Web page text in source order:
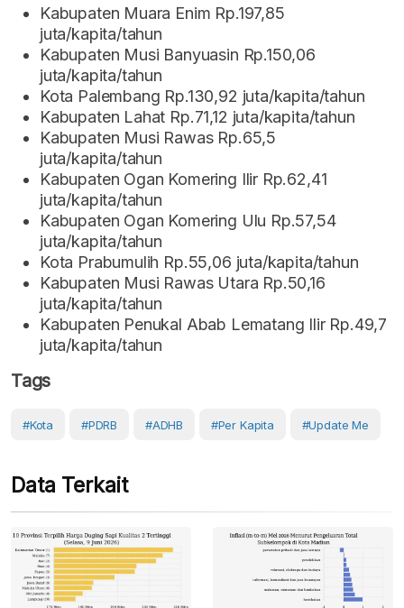
Kabupaten Muara Enim Rp.197,85
juta/kapita/tahun
Kabupaten Musi Banyuasin Rp.150,06
juta/kapita/tahun
Kota Palembang Rp.130,92 juta/kapita/tahun
Kabupaten Lahat Rp.71,12 juta/kapita/tahun
Kabupaten Musi Rawas Rp.65,5
juta/kapita/tahun
Kabupaten Ogan Komering Ilir Rp.62,41
juta/kapita/tahun
Kabupaten Ogan Komering Ulu Rp.57,54
juta/kapita/tahun
Kota Prabumulih Rp.55,06 juta/kapita/tahun
Kabupaten Musi Rawas Utara Rp.50,16
juta/kapita/tahun
Kabupaten Penukal Abab Lematang Ilir Rp.49,7
juta/kapita/tahun
Tags
#Kota #PDRB #ADHB #Per Kapita #Update Me
Data Terkait